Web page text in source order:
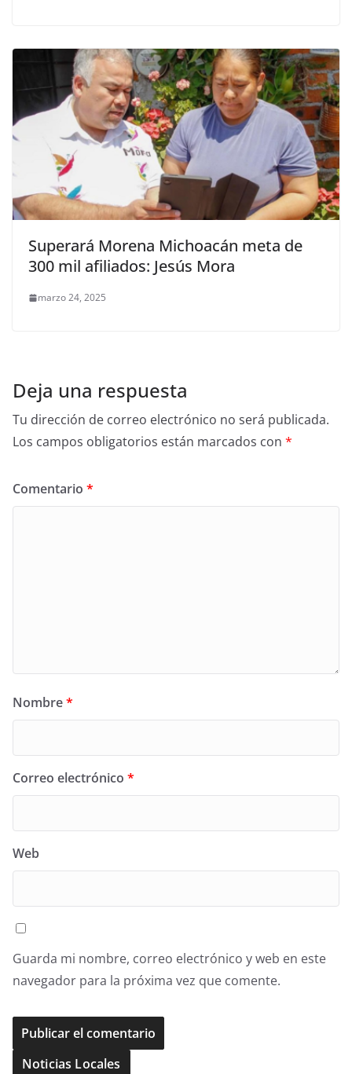
Superará Morena Michoacán meta de
300 mil afiliados: Jesús Mora
marzo 24, 2025
Deja una respuesta
Tu dirección de correo electrónico no será publicada.
Los campos obligatorios están marcados con *
Comentario *
Nombre*
Correo electrónico *
Web
Guarda mi nombre, correo electrónico y web en este
navegador para la próxima vez que comente.
Noticias Locales